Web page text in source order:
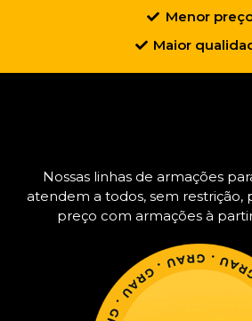
Menor
Maior
Nossas linhas de armações
atendem a todos, sem
preço com armações à